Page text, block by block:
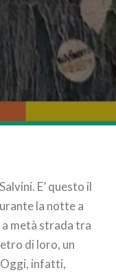
E’ questo il
la notte a
a metà strada tra
di loro, un
infatti,